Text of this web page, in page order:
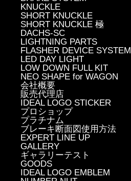
KNUCKLE
SHORT KNUCKLE
SHORT KNUCKLE 極
DACHS-SC
LIGHTNING PARTS
FLASHER DEVICE SYSTEM
LED DAY LIGHT
LOW DOWN FULL KIT
NEO SHAPE for WAGON
会社概要
販売代理店
IDEAL LOGO STICKER
プロショップ
プラチナム
ブレーキ断面図使用方法
EXPERT LINE UP
GALLERY
ギャラリーテスト
GOODS
IDEAL LOGO EMBLEM